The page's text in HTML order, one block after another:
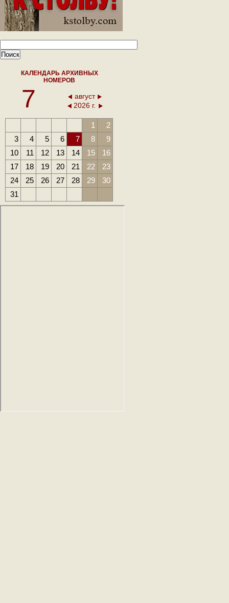
КАЛЕНДАРЬ АРХИВНЫХ
НОМЕРОВ
7
август
2026 г.
1
2
3
4 5 6 7 8
9
10
11 12 13 14 15
16
17
18 19 20 21 22
23
24
25 26 27 28 29
30
31